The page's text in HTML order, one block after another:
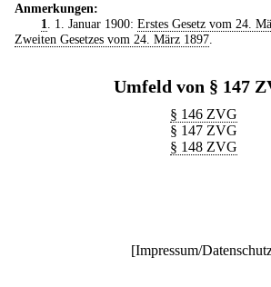
Anmerkungen:
1. 1. Januar 1900: Erstes Gesetz vom 24.
Zweiten Gesetzes vom 24. März 1897.
Umfeld von § 147
§ 146 ZVG
§ 147 ZVG
§ 148 ZVG
[Impressum/